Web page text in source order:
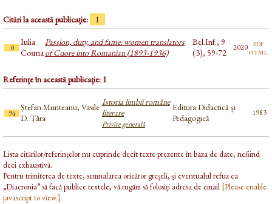
Citări la această publicație: 1
0
Iulia
Cosma
Passion, duty, and fame: women translators
of Cuore into Romanian (1893-1936)
Bel.Inf., 9
(3), 59-72
2020 pdf
html
Referințe în această publicație: 1
94
Ștefan Munteanu, Vasile
D. Țâra
Istoria limbii române
literare
Privire generală
Editura Didactică și
Pedagogică
1983
Lista citărilor/referințelor nu cuprinde decît texte prezente în baza de date, nefiind
deci exhaustivă.
Pentru trimiterea de texte, semnalarea oricăror greșeli, și eventualul refuz ca
„Diacronia” să facă publice textele, vă rugăm să folosiți adresa de email [Please enable
javascript to view.].